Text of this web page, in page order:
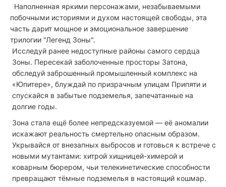
Наполненная яркими персонажами, незабываемыми
побочными историями и духом настоящей свободы, эта
часть дарит мощное и эмоциональное завершение
трилогии "Легенд Зоны".
Исследуй ранее недоступные районы самого сердца
Зоны. Пересекай заболоченные просторы Затона,
обследуй заброшенный промышленный комплекс на
«Юпитере», блуждай по призрачным улицам Припяти и
спускайся в забытые подземелья, запечатанные на
долгие годы.
Зона стала ещё более непредсказуемой — её аномалии
искажают реальность смертельно опасным образом.
Укрывайся от внезапных выбросов и готовься к встрече с
новыми мутантами: хитрой хищницей-химерой и
коварным бюрером, чьи телекинетические способности
превращают тёмные подземелья в настоящий кошмар.